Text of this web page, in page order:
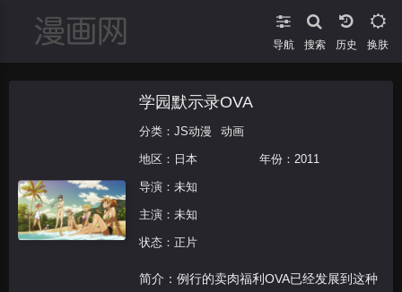
导航 搜索 换肤
学园默示录OVA
分类： JS动漫 动画
地区： 日本 年份： 2011
导演：未知
主演：未知
状态：正片
简介：例行的卖肉福利OVA已经发展到这种